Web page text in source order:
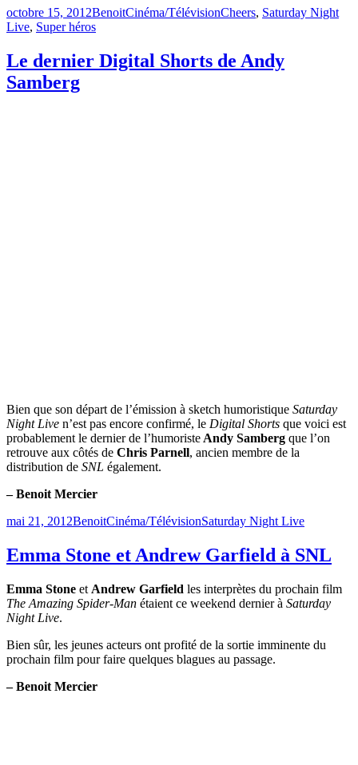
Publié
le
octobre 15, 2012BenoitCatégories
Cinéma/TélévisionÉtiquettes
Cheers, Saturday Night
Live, Super héros
Le dernier Digital Shorts de Andy
Samberg
Bien que son départ de l’émission à sketch humoristique Saturday
Night Live n’est pas encore confirmé, le Digital Shorts que voici est
probablement le dernier de l’humoriste Andy Samberg que l’on
retrouve aux côtés de Chris Parnell, ancien membre de la
distribution de SNL également.
– Benoit Mercier
Publié
mai 21, 2012BenoitCatégories
Cinéma/TélévisionÉtiquettes
Saturday Night Live
Emma Stone et Andrew Garfield à SNL
Emma Stone et Andrew Garfield les interprètes du prochain film
The Amazing Spider-Man étaient ce weekend dernier à Saturday
Night Live.
Bien sûr, les jeunes acteurs ont profité de la sortie imminente du
prochain film pour faire quelques blagues au passage.
– Benoit Mercier